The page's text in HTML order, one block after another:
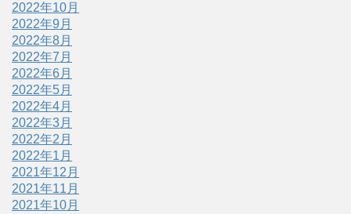
2022年10月
2022年9月
2022年8月
2022年7月
2022年6月
2022年5月
2022年4月
2022年3月
2022年2月
2022年1月
2021年12月
2021年11月
2021年10月